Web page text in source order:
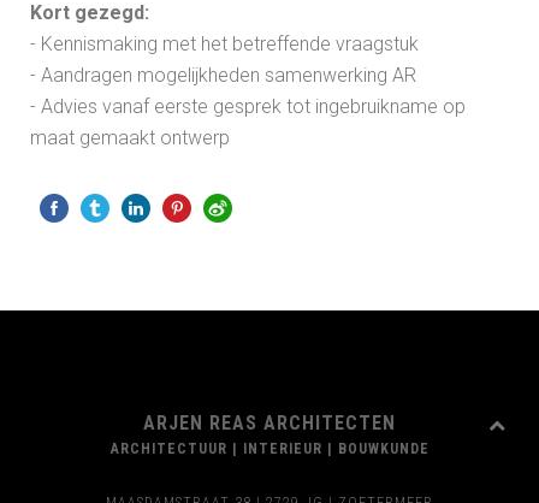
Kort gezegd:
- Kennismaking met het betreffende vraagstuk
- Aandragen mogelijkheden samenwerking AR
- Advies vanaf eerste gesprek tot ingebruikname op
maat gemaakt ontwerp
ARJEN REAS ARCHITECTEN
ARCHITECTUUR | INTERIEUR | BOUWKUNDE